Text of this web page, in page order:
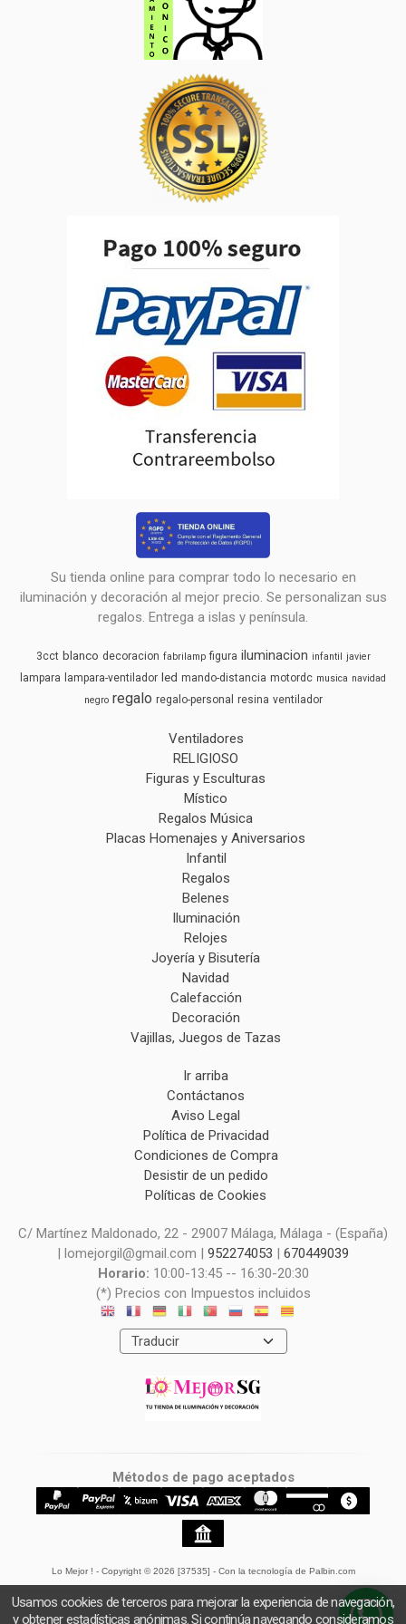
Su tienda online para comprar todo lo necesario en
iluminación y decoración al mejor precio. Se personalizan sus
regalos. Entrega a islas y península.
3cct blanco decoracion fabrilamp figura iluminacion infantil javier
lampara lampara-ventilador led mando-distancia motordc musica navidad
negro regalo regalo-personal resina ventilador
Ventiladores
RELIGIOSO
Figuras y Esculturas
Místico
Regalos Música
Placas Homenajes y Aniversarios
Infantil
Regalos
Belenes
Iluminación
Relojes
Joyería y Bisutería
Navidad
Calefacción
Decoración
Vajillas, Juegos de Tazas
Ir arriba
Contáctanos
Aviso Legal
Política de Privacidad
Condiciones de Compra
Desistir de un pedido
Políticas de Cookies
C/ Martínez Maldonado, 22 - 29007 Málaga, Málaga - (España)
| lomejorgil@gmail.com | 952274053 | 670449039
Horario: 10:00-13:45 -- 16:30-20:30
(*) Precios con Impuestos incluidos
Métodos de pago aceptados
Lo Mejor ! - Copyright © 2026 [37535] - Con la tecnología de Palbin.com
Usamos cookies de terceros para mejorar la experiencia de navegación,
y obtener estadísticas anónimas. Si continúa navegando consideramos